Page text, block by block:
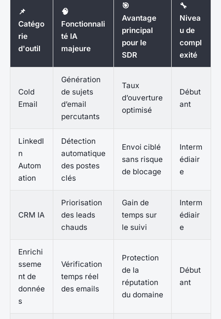
📌
Catégo
rie
d'outil
🧠
Fonctionnali
té IA
majeure
🎯
Avantage
principal
pour le
SDR
🔧
Nivea
u de
compl
exité
Cold
Email
Génération
de sujets
d’email
percutants
Taux
d’ouverture
optimisé
Début
ant
LinkedI
n
Autom
ation
Détection
automatique
des postes
clés
Envoi ciblé
sans risque
de blocage
Interm
édiair
e
CRM IA
Priorisation
des leads
chauds
Gain de
temps sur
le suivi
Interm
édiair
e
Enrichi
sseme
nt de
donnée
s
Vérification
temps réel
des emails
Protection
de la
réputation
du domaine
Début
ant